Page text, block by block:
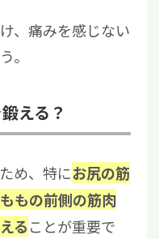
、痛みを感じない
。
える？
め、特にお尻の筋
もの前側の筋肉
ることが重要で